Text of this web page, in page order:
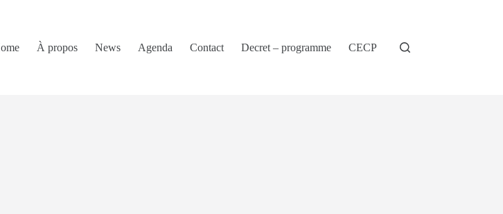
À propos News Agenda Contact Decret – programme CECP